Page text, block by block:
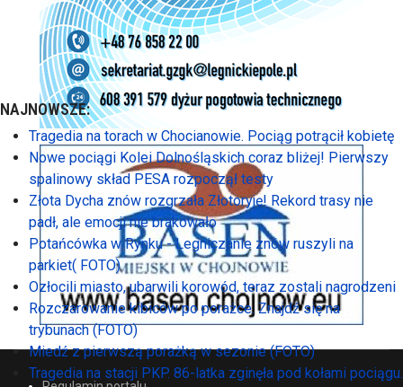
NAJNOWSZE:
Tragedia na torach w Chocianowie. Pociąg potrącił kobietę
Nowe pociągi Kolei Dolnośląskich coraz bliżej! Pierwszy
spalinowy skład PESA rozpoczął testy
Złota Dycha znów rozgrzała Złotoryję! Rekord trasy nie
padł, ale emocji nie brakowało
Potańcówka w Rynku - Legniczanie znów ruszyli na
parkiet( FOTO)
Ozłocili miasto, ubarwili korowód, teraz zostali nagrodzeni
Rozczarowanie kibiców po porażce. Znajdź się na
trybunach (FOTO)
Miedź z pierwszą porażką w sezonie (FOTO)
Tragedia na stacji PKP. 86-latka zginęła pod kołami pociągu.